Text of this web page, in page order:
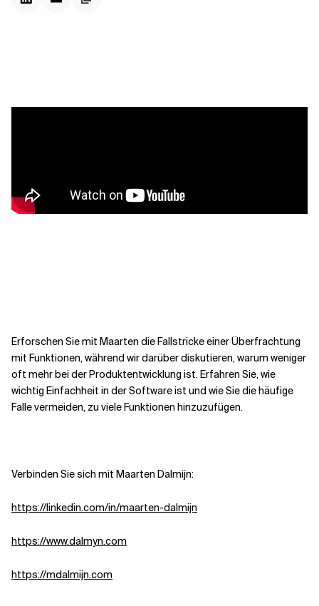
Verwandte Themen
Erforschen Sie mit Maarten die Fallstricke einer Überfrachtung
mit Funktionen, während wir darüber diskutieren, warum weniger
oft mehr bei der Produktentwicklung ist. Erfahren Sie, wie
wichtig Einfachheit in der Software ist und wie Sie die häufige
Falle vermeiden, zu viele Funktionen hinzuzufügen.
Verbinden Sie sich mit Maarten Dalmijn:
https://linkedin.com/in/maarten-dalmijn
https://www.dalmyn.com
https://mdalmijn.com